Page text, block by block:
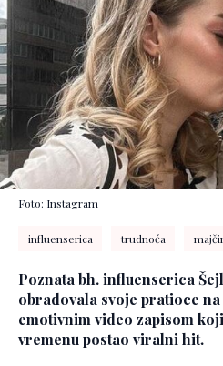
Foto: Instagram
influenserica trudnoća
Poznata bh. influenserica
obradovala svoje pratioce
emotivnim video zapisom
vremenu postao viralni hit.